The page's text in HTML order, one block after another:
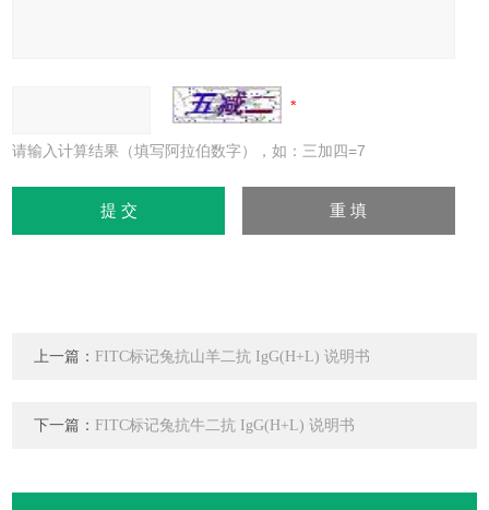
请输入计算结果（填写阿拉伯数字），如：三加四=7
上一篇： FITC标记兔抗山羊二抗 IgG(H+L) 说明书
下一篇： FITC标记兔抗牛二抗 IgG(H+L) 说明书